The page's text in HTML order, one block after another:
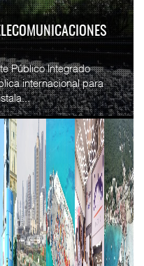
Público Integrado
internacional para